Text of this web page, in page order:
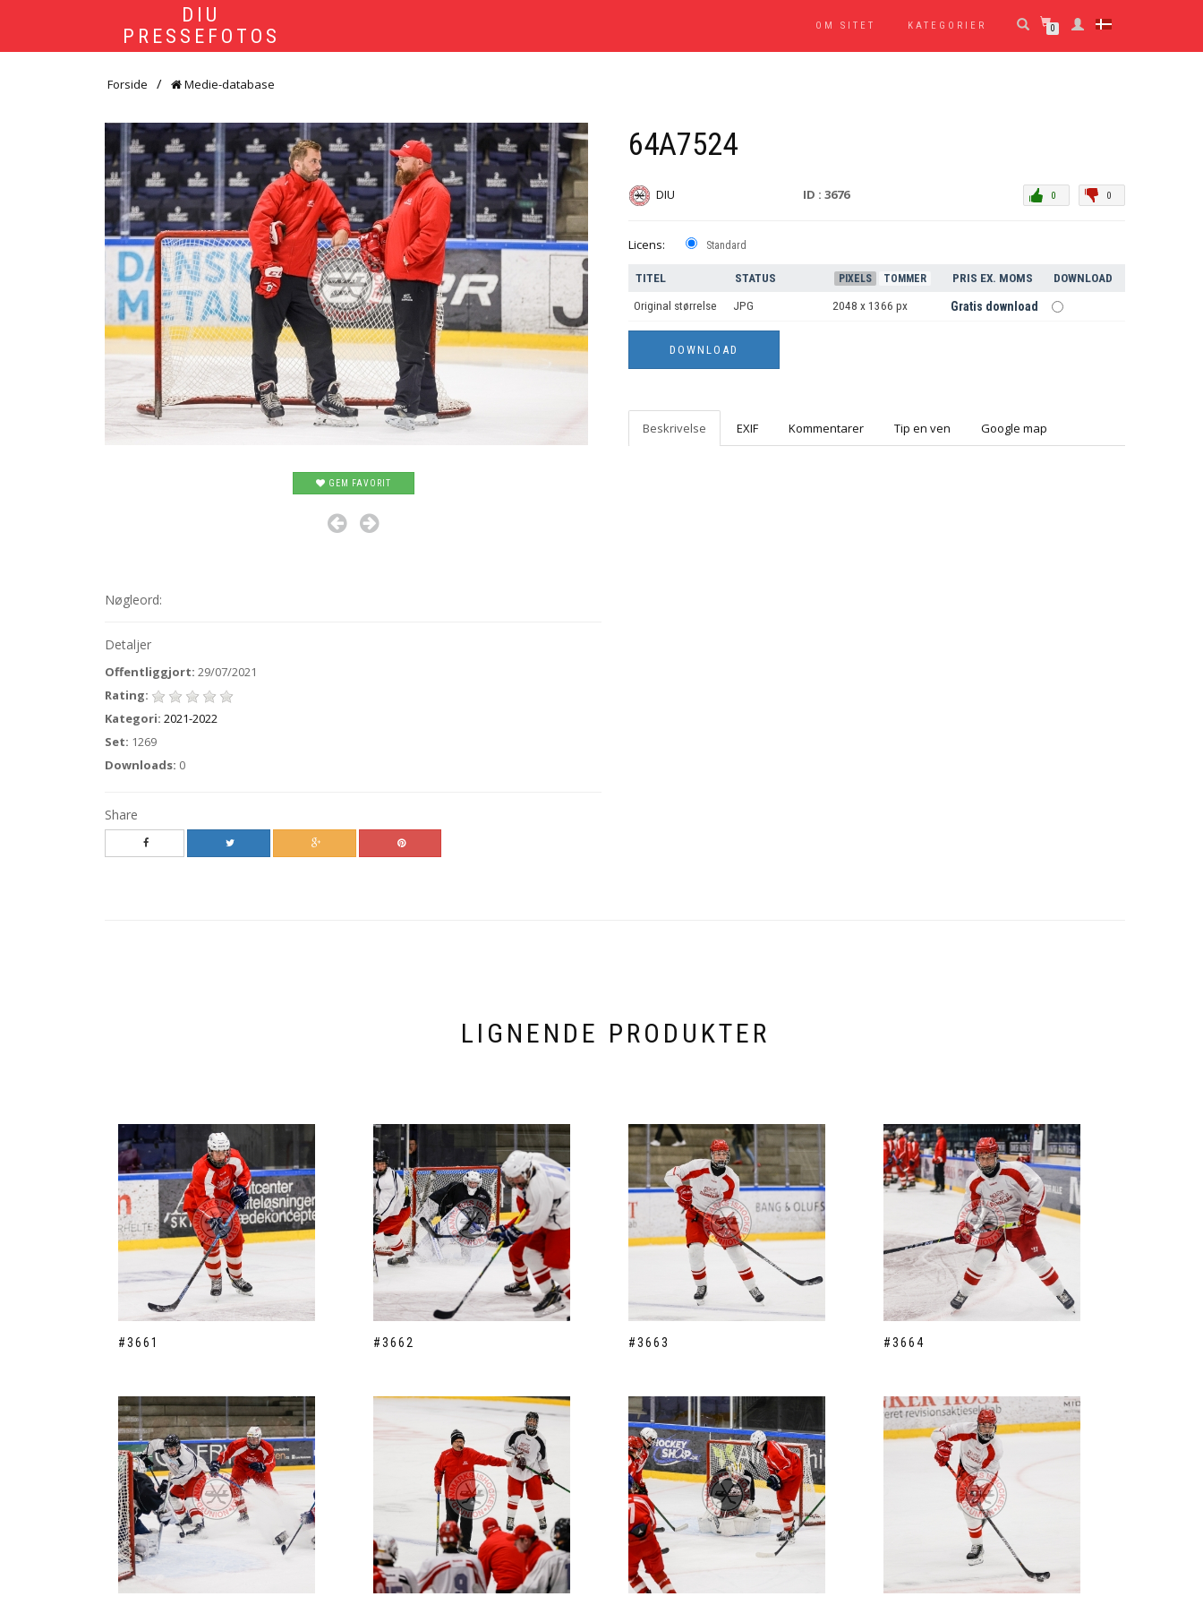
DIU
PRESSEFOTOS
OM SITET KATEGORIER 0
Forside Medie-database
GEM FAVORIT
Nøgleord:
Detaljer
Offentliggjort: 29/07/2021
Rating:
Kategori: 2021-2022
Set: 1269
Downloads: 0
Share
64A7524
DIU ID : 3676 0
0
Licens: Standard
TITEL STATUS PIXELS TOMMER PRIS EX. MOMS DOWNLOAD
Original størrelse JPG 2048 x 1366 px Gratis download
Beskrivelse EXIF Kommentarer Tip en ven Google map
LIGNENDE PRODUKTER
#3661 #3662 #3663 #3664